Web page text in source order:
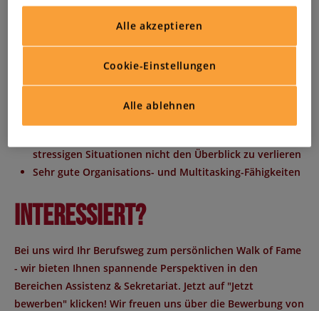
Exzellente Kommunikationsfähigkeit und hohes
Verantwortungsbewusstsein
Neben verhandlungssicheren Deutschkenntnissen
verfügen Sie auch sehr gute Englischkenntnisse in Wort
stressigen Situationen nicht den Überblick zu verlieren
Sehr gute Organisations- und Multitasking-Fähigkeiten
Interessiert?
Bei uns wird Ihr Berufsweg zum persönlichen Walk of Fame
- wir bieten Ihnen spannende Perspektiven in den
Bereichen Assistenz & Sekretariat. Jetzt auf "Jetzt
bewerben" klicken! Wir freuen uns über die Bewerbung von
Cookie-Einstellungen
Alle ablehnen
Alle akzeptieren